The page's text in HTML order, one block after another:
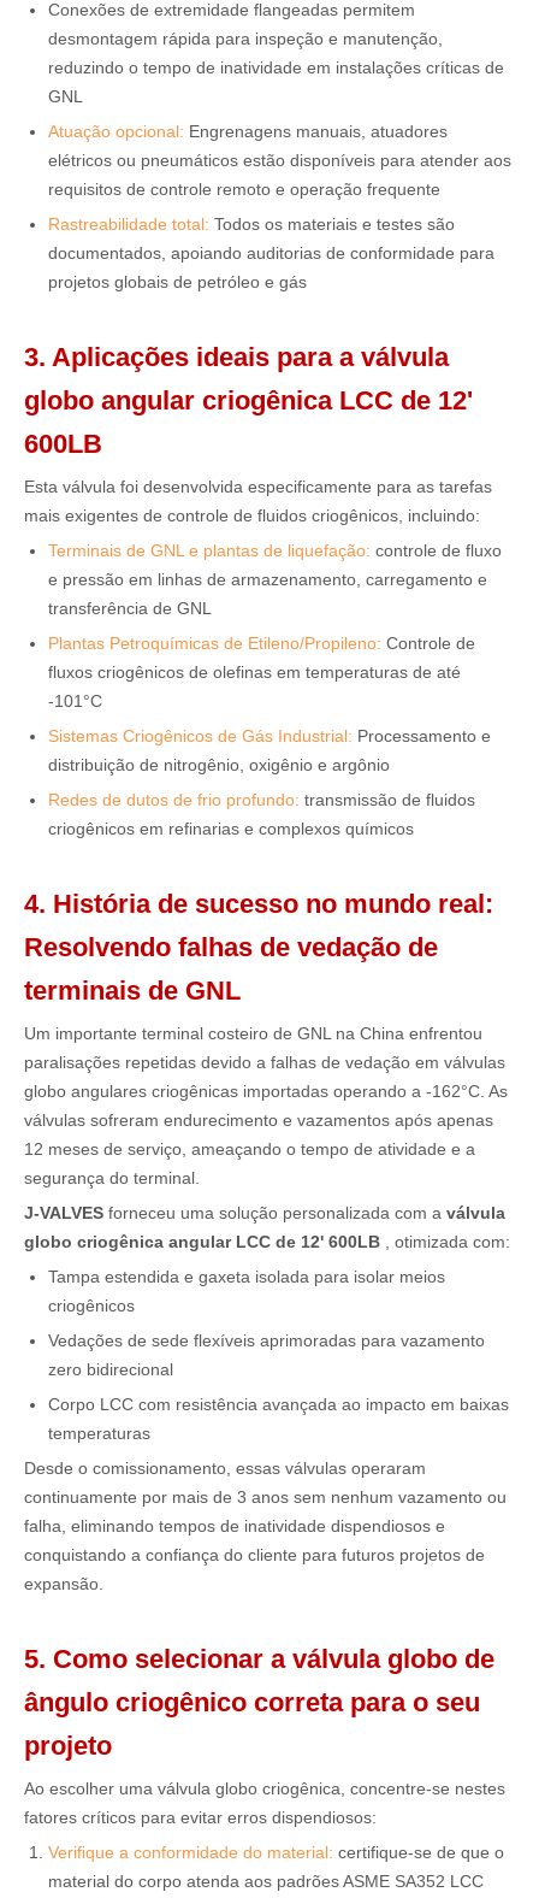
Conexões de extremidade flangeadas permitem
desmontagem rápida para inspeção e manutenção,
reduzindo o tempo de inatividade em instalações críticas de
GNL
Atuação opcional: Engrenagens manuais, atuadores
elétricos ou pneumáticos estão disponíveis para atender aos
requisitos de controle remoto e operação frequente
Rastreabilidade total: Todos os materiais e testes são
documentados, apoiando auditorias de conformidade para
projetos globais de petróleo e gás
3. Aplicações ideais para a válvula
globo angular criogênica LCC de 12'
600LB
Esta válvula foi desenvolvida especificamente para as tarefas
mais exigentes de controle de fluidos criogênicos, incluindo:
Terminais de GNL e plantas de liquefação: controle de fluxo
e pressão em linhas de armazenamento, carregamento e
transferência de GNL
Plantas Petroquímicas de Etileno/Propileno: Controle de
fluxos criogênicos de olefinas em temperaturas de até
-101°C
Sistemas Criogênicos de Gás Industrial: Processamento e
distribuição de nitrogênio, oxigênio e argônio
Redes de dutos de frio profundo: transmissão de fluidos
criogênicos em refinarias e complexos químicos
4. História de sucesso no mundo real:
Resolvendo falhas de vedação de
terminais de GNL
Um importante terminal costeiro de GNL na China enfrentou
paralisações repetidas devido a falhas de vedação em válvulas
globo angulares criogênicas importadas operando a -162°C. As
válvulas sofreram endurecimento e vazamentos após apenas
12 meses de serviço, ameaçando o tempo de atividade e a
segurança do terminal.
J-VALVES forneceu uma solução personalizada com a válvula
globo criogênica angular LCC de 12' 600LB
, otimizada com:
Tampa estendida e gaxeta isolada para isolar meios
criogênicos
Vedações de sede flexíveis aprimoradas para vazamento
zero bidirecional
Corpo LCC com resistência avançada ao impacto em baixas
temperaturas
Desde o comissionamento, essas válvulas operaram
continuamente por mais de 3 anos sem nenhum vazamento ou
falha, eliminando tempos de inatividade dispendiosos e
conquistando a confiança do cliente para futuros projetos de
expansão.
5. Como selecionar a válvula globo de
ângulo criogênico correta para o seu
projeto
Ao escolher uma válvula globo criogênica, concentre-se nestes
fatores críticos para evitar erros dispendiosos:
Verifique a conformidade do material: certifique-se de que o
material do corpo atenda aos padrões ASME SA352 LCC